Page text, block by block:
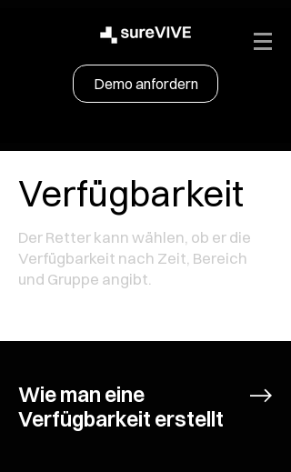
Demo anfordern
Verfügbarkeit
Der Retter kann wählen, ob er die
Verfügbarkeit nach Zeit, Bereich
und Gruppe angibt.
Wie man eine
Verfügbarkeit erstellt